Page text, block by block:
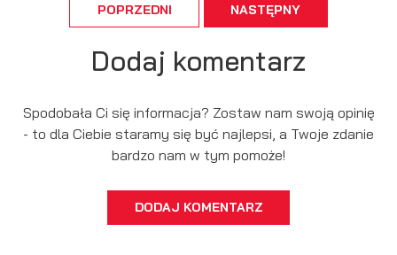
POPRZEDNI NASTĘPNY
Dodaj komentarz
Spodobała Ci się informacja? Zostaw nam swoją opinię
- to dla Ciebie staramy się być najlepsi, a Twoje zdanie
bardzo nam w tym pomoże!
DODAJ KOMENTARZ